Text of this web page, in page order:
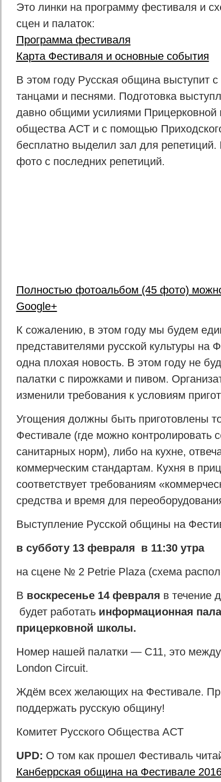
Это линки на программу фестиваля и
сцен и палаток:
Программа фестиваля
Карта Фестиваля и основные события
В этом году Русская община выступит
танцами и песнями. Подготовка
давно общими усилиями Прицерковной
общества АСТ и с помощью
бесплатно выделил зал для репетиций.
фото с последних репетиций.
Полностью фотоальбом (45 фото)
Google+
К сожалению, в этом году мы будем
представителями русской культуры на
одна плохая новость. В этом году не
палатки с пирожками и пивом.
изменили требования к условиям
Угощения должны быть приготовлены
Фестивале (где можно контролировать
санитарных норм), либо на кухне,
коммерческим стандартам. Кухня в
соответствует требованиям
средства и время для
Выступление Русской общины на
в субботу 13 февраля в 11:30 утра
на сцене № 2 Petrie Plaza (схема
В воскресенье 14 февраля в течение
будет работать информационная
прицерковной школы.
Номер нашей палатки — C11, это
London Circuit.
Ждём всех желающих на Фестивале.
поддержать русскую общину!
Комитет Русского Общества АСТ
UPD: О том как прошел Фестиваль
Канберрская община на Фестивале